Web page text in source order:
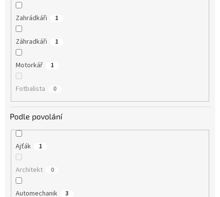
Zahrádkáři 1
Záhradkáři 1
Motorkář 1
Fotbalista 0
Podle povolání
Ajťák 1
Architekt 0
Automechanik 3